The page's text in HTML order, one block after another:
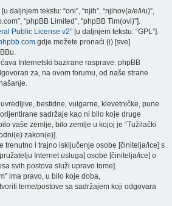
daljnjem tekstu: “oni”, “njih”, “njihov(a/e/i/u)”,
“phpBB Limited”, “phpBB Tim(ovi)”].
Public License v2” [u daljnjem tekstu: “GPL”].
gdje možete pronaći (i) [sve]
Internetski bazirane rasprave. phpBB
za, na ovom forumu, od naše strane
bestidne, vulgarne, klevetničke, pune
sadržaje kao ni bilo koje druge
vaše zemlje, bilo zemlje u kojoj je “Tužilački
zakon(e)].
trenutno i trajno isključenje osobe [činitelja/ice] s
Internet usluga] osobe [činitelja/ice] o
svih postova služi upravo tome].
ima pravo, u bilo koje doba,
teme/postove sa sadržajem koji odgovara